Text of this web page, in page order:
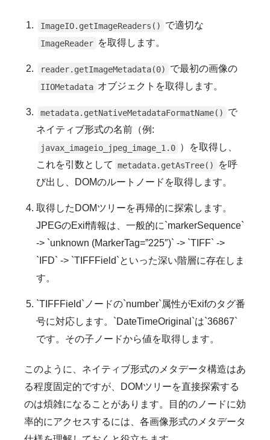
ImageIO.getImageReaders() で適切な
ImageReader を取得します。
reader.getImageMetadata(0) で最初の画像の
IIOMetadata オブジェクトを取得します。
metadata.getNativeMetadataFormatName()
で
ネイティブ形式の名前（例:
javax_imageio_jpeg_image_1.0 ）を取得し、
これを引数として metadata.getAsTree()
を呼
び出し、DOMのルートノードを取得します。
取得したDOMツリーを再帰的に探索します。
JPEGのExif情報は、一般的に`markerSequence`
-> `unknown (MarkerTag=”225″)` -> `TIFF` ->
`IFD` -> `TIFFField`といった深い階層に存在しま
す。
`TIFFField`ノードの`number`属性がExifのタグ番
号に対応します。`DateTimeOriginal`は`36867`
です。その子ノードから値を取得します。
このように、ネイティブ形式のメタデータ構造はあ
る程度固定的ですが、DOMツリーを直接探索する
のは煩雑になることがあります。目的のノードに効
率的にアクセスするには、各画像形式のメタデータ